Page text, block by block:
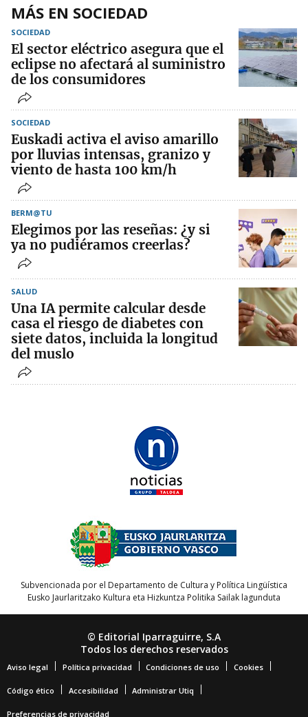
MÁS EN SOCIEDAD
SOCIEDAD
El sector eléctrico asegura que el
eclipse no afectará al suministro
de los consumidores
SOCIEDAD
Euskadi activa el aviso amarillo
por lluvias intensas, granizo y
viento de hasta 100 km/h
BERM@TU
Elegimos por las reseñas: ¿y si
ya no pudiéramos creerlas?
SALUD
Una IA permite calcular desde
casa el riesgo de diabetes con
siete datos, incluida la longitud
del muslo
Subvencionada por el Departamento de Cultura y Política Lingüística
Eusko Jaurlaritzako Kultura eta Hizkuntza Politika Sailak lagunduta
© Editorial Iparraguirre, S.A
Todos los derechos reservados
Aviso legal Política privacidad Condiciones de uso Cookies
Código ético Accesibilidad Administrar Utiq
Preferencias de privacidad